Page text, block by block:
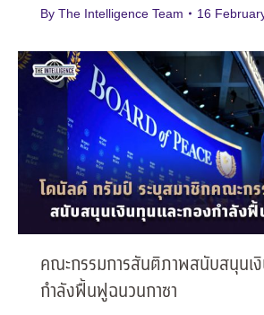
By The Intelligence Team 16
คณะกรรมการสันติภาพสนับสนุนเ
กำลังฟื้นฟูฉนวนกาซา